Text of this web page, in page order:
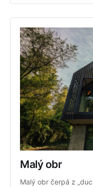
Malý obr
Malý obr čerpá z